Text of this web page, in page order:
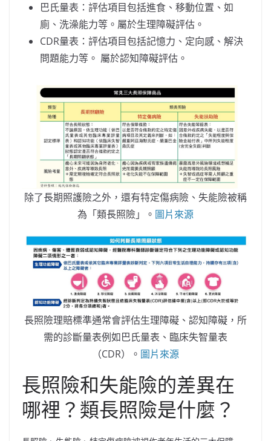
巴氏量表：評估項目包括進食、移動位置、如
廁、洗澡能力等。屬於生理障礙評估。
CDR量表：評估項目包括記憶力、定向感、解決
問題能力等。 屬於認知障礙評估。
除了長期照護險之外，還有特定傷病險、失能險被稱
為「類長照險」。 圖片來源
長照險理賠標準通常會評估生理障礙、認知障礙，所
需的診斷量表例如巴氏量表、臨床失智量表
（CDR）。 圖片來源
長照險和失能險的差異在
哪裡？類長照險是什麼？